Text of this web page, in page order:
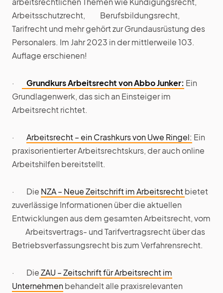
Arbeitsschutzrecht, Berufsbildungsrecht,
Tarifrecht und mehr gehört zur Grundausrüstung des
Personalers. Im Jahr 2023 in der mittlerweile 103.
Auflage erschienen!
· Grundkurs Arbeitsrecht von Abbo Junker: Ein
Grundlagenwerk, das sich an Einsteiger im
Arbeitsrecht richtet.
· Arbeitsrecht – ein Crashkurs von Uwe Ringel: Ein
praxisorientierter Arbeitsrechtskurs, der auch online
Arbeitshilfen bereitstellt.
· Die NZA – Neue Zeitschrift im Arbeitsrechtbietet
zuverlässige Informationen über die aktuellen
Entwicklungen aus dem gesamten Arbeitsrecht, vom
Arbeitsvertrags- und Tarifvertragsrecht über das
Betriebsverfassungsrecht bis zum Verfahrensrecht.
· DieZAU – Zeitschrift für Arbeitsrecht im
Unternehmenbehandelt alle praxisrelevanten